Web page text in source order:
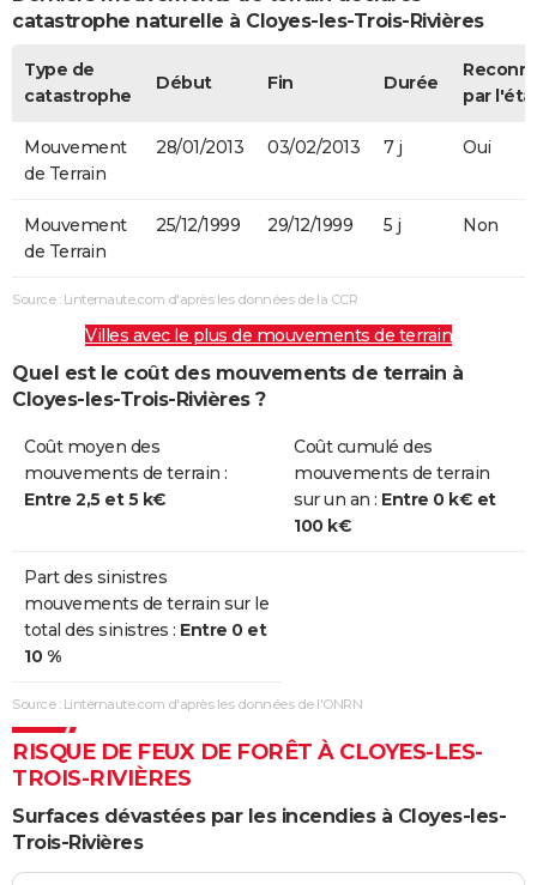
catastrophe naturelle à Cloyes-les-Trois-Rivières
Type de
catastrophe
Début Fin Durée
par
Mouvement
de Terrain
28/01/2013 03/02/2013 7 j Oui
Mouvement
de Terrain
25/12/1999 29/12/1999 5 j Non
Source : Linternaute.com d'après les données de la CCR
Villes avec le plus de mouvements de terrain
Quel est le coût des mouvements de terrain à
Cloyes-les-Trois-Rivières ?
Coût moyen des
mouvements de terrain :
Entre 2,5 et 5 k€
Coût cumulé des
mouvements de terrain
sur un an : Entre 0 k€ et
100 k€
Part des sinistres
mouvements de terrain sur le
total des sinistres : Entre 0 et
10 %
Source : Linternaute.com d'après les données de l'ONRN
RISQUE DE FEUX DE FORÊT À CLOYES-LES-
TROIS-RIVIÈRES
Surfaces dévastées par les incendies à Cloyes-les-
Trois-Rivières